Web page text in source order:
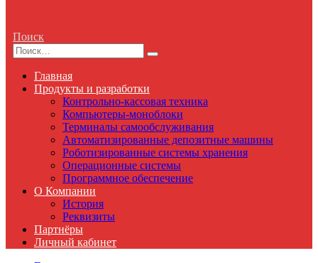
Поиск
Главная
Продукты и разработки
Контрольно-кассовая техника
Компьютеры-моноблоки
Терминалы самообслуживания
Автоматизированные депозитные машины
Роботизированные системы хранения
Операционные системы
Программное обеспечение
О Компании
История
Реквизиты
Партнёры
Личный кабинет